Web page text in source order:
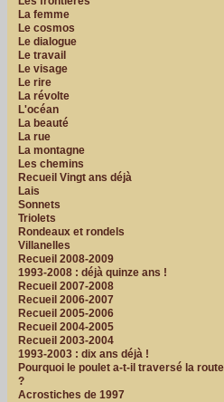
La femme
Le cosmos
Le dialogue
Le travail
Le visage
Le rire
La révolte
L'océan
La beauté
La rue
La montagne
Les chemins
Recueil Vingt ans déjà
Lais
Sonnets
Triolets
Rondeaux et rondels
Villanelles
Recueil 2008-2009
1993-2008 : déjà quinze ans !
Recueil 2007-2008
Recueil 2006-2007
Recueil 2005-2006
Recueil 2004-2005
Recueil 2003-2004
1993-2003 : dix ans déjà !
Pourquoi le poulet a-t-il traversé la route
?
Acrostiches de 1997